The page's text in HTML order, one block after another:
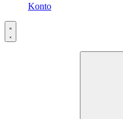
Konto